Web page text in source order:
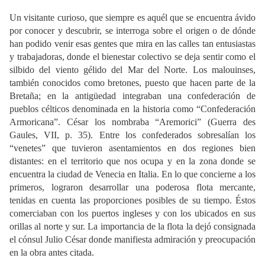
Un visitante curioso, que siempre es aquél que se encuentra ávido
por conocer y descubrir, se interroga sobre el origen o de dónde
han podido venir esas gentes que mira en las calles tan entusiastas
y trabajadoras, donde el bienestar colectivo se deja sentir como el
silbido del viento gélido del Mar del Norte. Los malouinses,
también conocidos como bretones, puesto que hacen parte de la
Bretaña; en la antigüedad integraban una confederación de
pueblos célticos denominada en la historia como “Confederación
Armoricana”. César los nombraba “Aremorici” (Guerra des
Gaules, VII, p. 35). Entre los confederados sobresalían los
“venetes” que tuvieron asentamientos en dos regiones bien
distantes: en el territorio que nos ocupa y en la zona donde se
encuentra la ciudad de Venecia en Italia. En lo que concierne a los
primeros, lograron desarrollar una poderosa flota mercante,
tenidas en cuenta las proporciones posibles de su tiempo. Éstos
comerciaban con los puertos ingleses y con los ubicados en sus
orillas al norte y sur. La importancia de la flota la dejó consignada
el cónsul Julio César donde manifiesta admiración y preocupación
en la obra antes citada.